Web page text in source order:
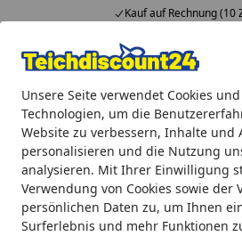
Unsere Seite verwendet Cookies
Technologien, um die
Website zu verbessern, Inhalte und
personalisieren und die Nutzung
analysieren. Mit Ihrer Einwilligung
Verwendung von Cookies sowie
persönlichen Daten zu, um Ihnen
Surferlebnis und mehr Funktionen
Kauf auf Rechnung (10
Alle Produkte
Mein Konto
Suchen
Startseite
Wie kann man exklusive Vorteile
Wie kann man
mit der